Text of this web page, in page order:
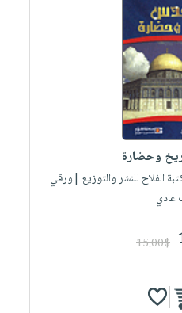
وحضارة
الفلاح للنشر والتوزيع |ورقي
عادي
15.00$